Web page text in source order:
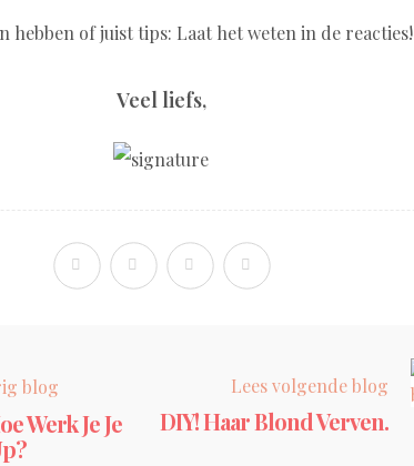
hebben of juist tips: Laat het weten in de reacties!
Veel liefs,
blog
Werk Je Je
Lees volgende blog
DIY! Haar Blond Verven.